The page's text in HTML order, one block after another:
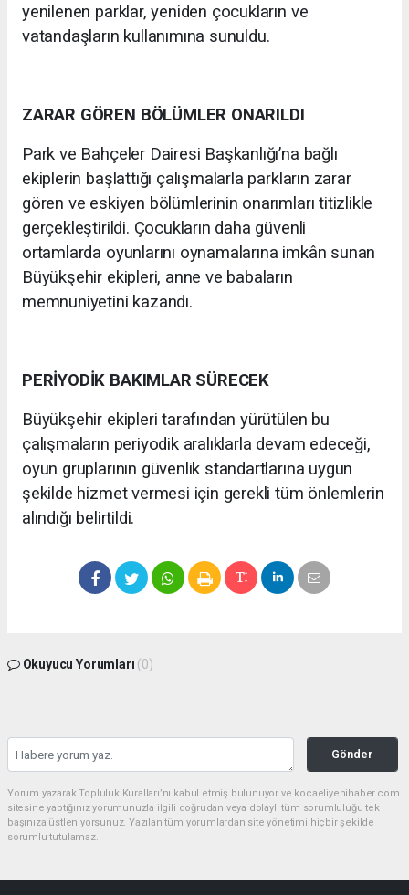
yenilenen parklar, yeniden çocukların ve
vatandaşların kullanımına sunuldu.
ZARAR GÖREN BÖLÜMLER ONARILDI
Park ve Bahçeler Dairesi Başkanlığı’na bağlı
ekiplerin başlattığı çalışmalarla parkların zarar
gören ve eskiyen bölümlerinin onarımları titizlikle
gerçekleştirildi. Çocukların daha güvenli
ortamlarda oyunlarını oynamalarına imkân sunan
Büyükşehir ekipleri, anne ve babaların
memnuniyetini kazandı.
PERİYODİK BAKIMLAR SÜRECEK
Büyükşehir ekipleri tarafından yürütülen bu
çalışmaların periyodik aralıklarla devam edeceği,
oyun gruplarının güvenlik standartlarına uygun
şekilde hizmet vermesi için gerekli tüm önlemlerin
alındığı belirtildi.
Okuyucu Yorumları (0)
Gönder
Yorum yazarak Topluluk Kuralları’nı kabul etmiş bulunuyor ve kocaeliyenihaber.com
sitesine yaptığınız yorumunuzla ilgili doğrudan veya dolaylı tüm sorumluluğu tek
başınıza üstleniyorsunuz. Yazılan tüm yorumlardan site yönetimi hiçbir şekilde
sorumlu tutulamaz.